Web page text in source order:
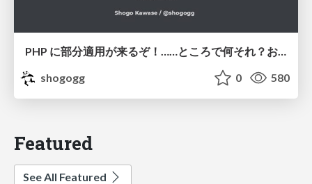
PHP に部分適用が来るぞ！……ところで何それ？おいしいの？ #phpcon / phpcon-2026
shogogg
0 580
Featured
See All Featured